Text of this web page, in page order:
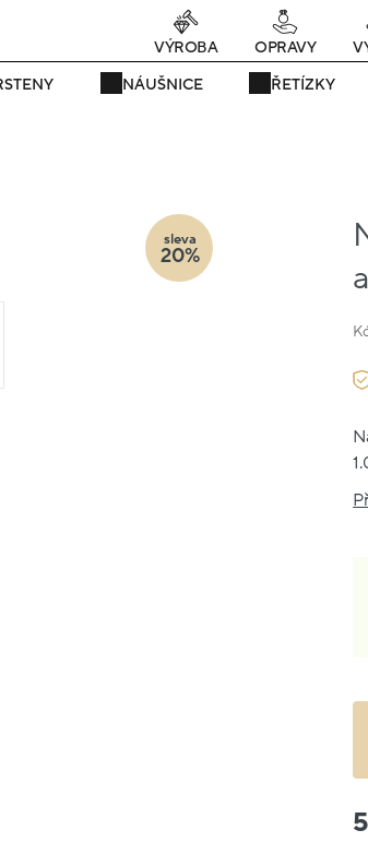
teď! - 20 % na vše! Kód: SRPEN20 22
NÁUŠNICE ŘETÍZKY
VÝROBA OPRAVY
sleva
20%